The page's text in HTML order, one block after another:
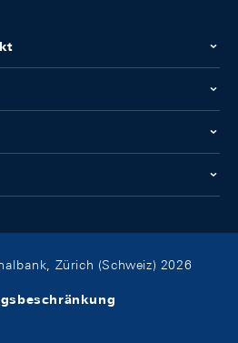
Zürich (Schweiz) 2026